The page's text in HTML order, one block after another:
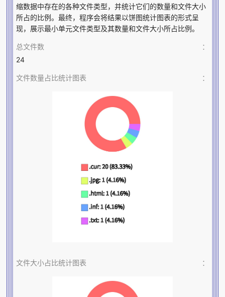
缩数据中存在的各种文件类型，并统计它们的数量和文件大小
所占的比例。最终，程序会将结果以饼图统计图表的形式呈
现，展示最小单元文件类型及其数量和文件大小所占比例。
总文件数
：
24
文件数量占比统计图表 ：
文件大小占比统计图表 ：